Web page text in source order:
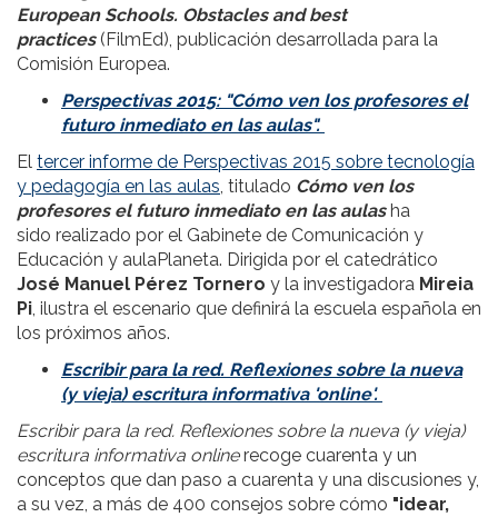
European Schools. Obstacles and best
practices(FilmEd), publicación desarrollada para la
Comisión Europea.
Perspectivas 2015: "Cómo ven los profesores el
futuro inmediato en las aulas".
El tercer informe de Perspectivas 2015 sobre tecnología
y pedagogía en las aulas, titulado Cómo ven los
profesores el futuro inmediato en las aulasha
sido realizado por el Gabinete de Comunicación y
Educación y aulaPlaneta. Dirigida por el catedrático
José Manuel Pérez Tornero y la investigadora Mireia
Pi, ilustra el escenario que definirá la escuela española en
los próximos años.
Escribir para la red. Reflexiones sobre la nueva
(y vieja) escritura informativa 'online'.
Escribir para la red. Reflexiones sobre la nueva (y vieja)
escritura informativa onlinerecoge cuarenta y un
conceptos que dan paso a cuarenta y una discusiones y,
a su vez, a más de 400 consejos sobre cómo "idear,